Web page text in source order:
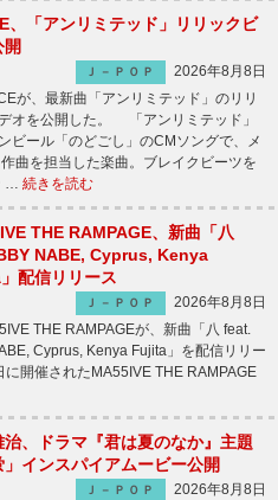
、「アンリミテッド」リリックビ
Ｊ－ＰＯＰ
2026年8月8日
が、最新曲「アンリミテッド」のリリ
オを公開した。 「アンリミテッド」
ビール「のどごし」のCMソングで、メ
曲を担当した楽曲。ブレイクビーツを
… 続きを読む
THE RAMPAGE、新曲「八
NABE, Cyprus, Kenya
配信リリース
Ｊ－ＰＯＰ
2026年8月8日
THE RAMPAGEが、新曲「八 feat.
Cyprus, Kenya Fujita」を配信リリー
開催されたMA55IVE THE RAMPAGE
治、ドラマ『君は夏のなか』主題
」インスパイアムービー公開
Ｊ－ＰＯＰ
2026年8月8日